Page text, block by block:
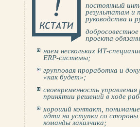
постоянный
результатам и
руководства и
проекта
наем нескольких ИТ-
ERP-системы;
групповая проработка и
«как будет»;
своевременность
принятии решений в ходе
хороший контакт,
идти на уступки со стороны
команды заказчика;